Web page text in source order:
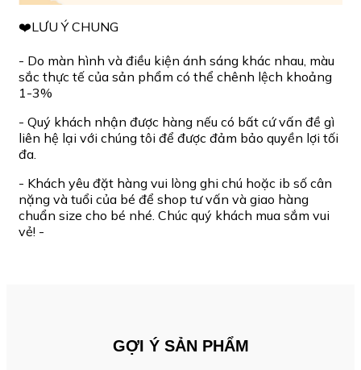
❤️LƯU Ý CHUNG
- Do màn hình và điều kiện ánh sáng khác nhau, màu
sắc thực tế của sản phẩm có thể chênh lệch khoảng
1-3%
- Quý khách nhận được hàng nếu có bất cứ vấn đề gì
liên hệ lại với chúng tôi để được đảm bảo quyền lợi tối
đa.
- Khách yêu đặt hàng vui lòng ghi chú hoặc ib số cân
nặng và tuổi của bé để shop tư vấn và giao hàng
chuẩn size cho bé nhé. Chúc quý khách mua sắm vui
vẻ! -
GỢI Ý SẢN PHẨM